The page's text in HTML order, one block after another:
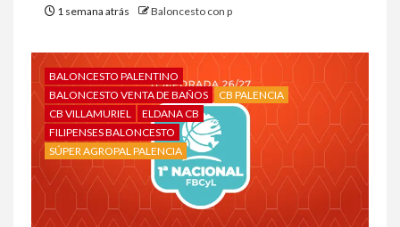
1 semana atrás Baloncesto con p
BALONCESTO PALENTINO
BALONCESTO VENTA DE BAÑOS
CB PALENCIA
CB VILLAMURIEL
ELDANA CB
FILIPENSES BALONCESTO
SÚPER AGROPAL PALENCIA